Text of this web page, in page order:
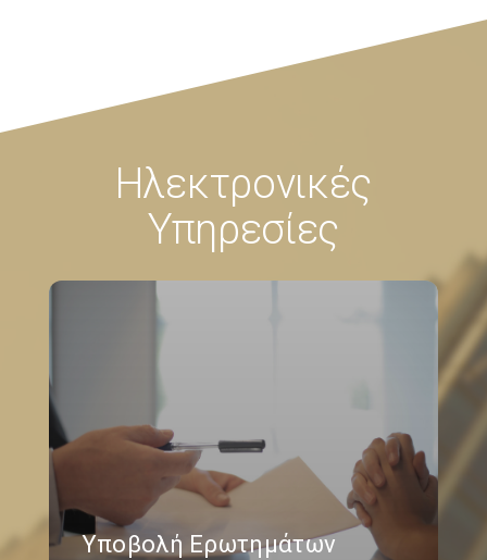
Ηλεκτρονικές
Υπηρεσίες
Υποβολή Ερωτημάτων